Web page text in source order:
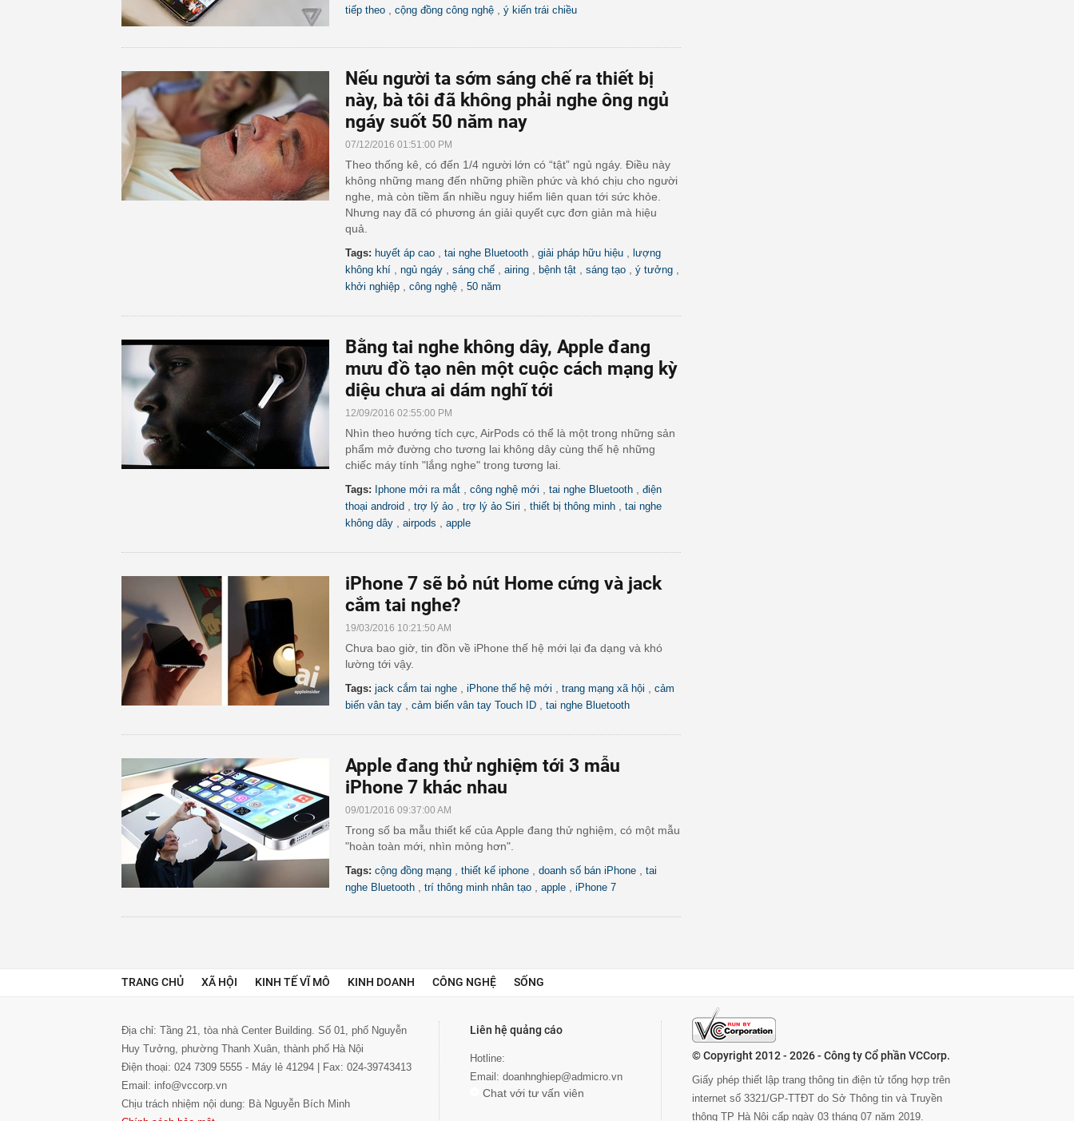
tiếp theo
cộng đồng công nghệ ý kiến trái chiều
Nếu người ta sớm sáng chế ra thiết bị
này, bà tôi đã không phải nghe ông ngủ
ngáy suốt 50 năm nay
07/12/2016 01:51:00 PM
Theo thống kê, có đến 1/4 người lớn có “tật” ngủ ngáy. Điều này
không những mang đến những phiền phức và khó chịu cho người
nghe, mà còn tiềm ẩn nhiều nguy hiểm liên quan tới sức khỏe.
Nhưng nay đã có phương án giải quyết cực đơn giản mà hiệu
quả.
Tags: huyết áp cao tai nghe Bluetooth giải pháp hữu hiệu
lượng
không khí
ngủ ngáy sáng chế airing bệnh tật sáng tạo ý tưởng
khởi nghiệp công nghệ 50 năm
Bằng tai nghe không dây, Apple đang
mưu đồ tạo nên một cuộc cách mạng kỳ
diệu chưa ai dám nghĩ tới
12/09/2016 02:55:00 PM
Nhìn theo hướng tích cực, AirPods có thể là một trong những sản
phẩm mở đường cho tương lai không dây cùng thế hệ những
chiếc máy tính "lắng nghe" trong tương lai.
Tags: Iphone mới ra mắt công nghệ mới tai nghe Bluetooth
điện
thoại android
trợ lý ảo trợ lý ảo Siri thiết bị thông minh
tai nghe
không dây
airpods apple
iPhone 7 sẽ bỏ nút Home cứng và jack
cắm tai nghe?
19/03/2016 10:21:50 AM
Chưa bao giờ, tin đồn về iPhone thế hệ mới lại đa dạng và khó
lường tới vậy.
Tags: jack cắm tai nghe iPhone thế hệ mới trang mạng xã hội
cảm
biến vân tay
cảm biến vân tay Touch ID tai nghe Bluetooth
Apple đang thử nghiệm tới 3 mẫu
iPhone 7 khác nhau
09/01/2016 09:37:00 AM
Trong số ba mẫu thiết kế của Apple đang thử nghiệm, có một mẫu
"hoàn toàn mới, nhìn mỏng hơn".
Tags: cộng đồng mạng thiết kế iphone doanh số bán iPhone
tai
nghe Bluetooth
trí thông minh nhân tạo apple iPhone 7
TRANG CHỦ XÃ HỘI KINH TẾ VĨ MÔ KINH DOANH CÔNG NGHỆ SỐNG
Địa chỉ: Tầng 21, tòa nhà Center Building. Số 01, phố Nguyễn
Huy Tưởng, phường Thanh Xuân, thành phố Hà Nội
Điện thoại: 024 7309 5555 - Máy lẻ 41294 | Fax: 024-39743413
Email: info@vccorp.vn
Chịu trách nhiệm nội dung: Bà Nguyễn Bích Minh
Liên hệ quảng cáo
Hotline:
Email: doanhnghiep@admicro.vn
Chat với tư vấn viên
© Copyright 2012 - 2026 - Công ty Cổ phần VCCorp.
Giấy phép thiết lập trang thông tin điện tử tổng hợp trên
internet số 3321/GP-TTĐT do Sở Thông tin và Truyền
thông TP Hà Nội cấp ngày 03 tháng 07 năm 2019.